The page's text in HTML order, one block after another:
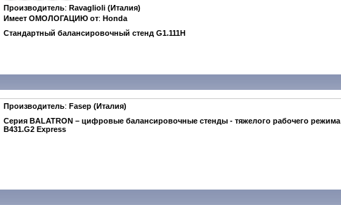
Производитель: Ravaglioli (Италия)
Имеет ОМОЛОГАЦИЮ от: Honda
Стандартный балансировочный стенд G1.111H
Производитель: Fasep (Италия)
Серия BALATRON – цифровые балансировочные стенды - тяжелого рабочего режима
B431.G2 Express